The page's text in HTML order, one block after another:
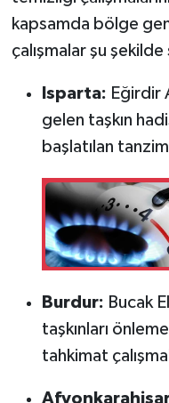
kapsamda bölge
çalışmalar şu şekilde
Isparta: Eğirdir
gelen taşkın
başlatılan tanzim
Burdur: Bucak
taşkınları
tahkimat